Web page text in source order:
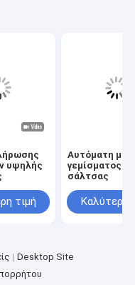
υψηλής
τιμή
Αυτόματη
γεμίσματος
σάλτσας
Καλύτερη
Desktop Site